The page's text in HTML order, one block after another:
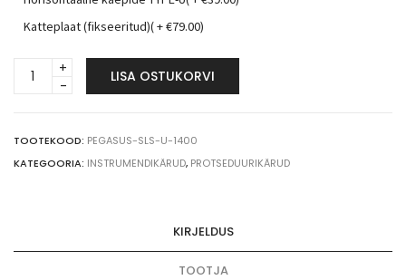
Katteplaat (fikseeritud)( +€79.00)
Pegasus
Medical
transpordi-
ja
quantity
LISA OSTUKORVI
TOOTEKOOD: PEGASUS-SLS-U-1400
KATEGOORIA: INSTRUMENDIKÄRUD, PROTSEDUURIKÄRUD
KIRJELDUS
TOOTJA